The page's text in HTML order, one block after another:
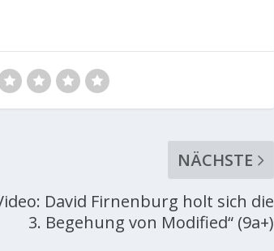
NÄCHSTE
David Firnenburg holt sich die
3. Begehung von Modified“ (9a+)